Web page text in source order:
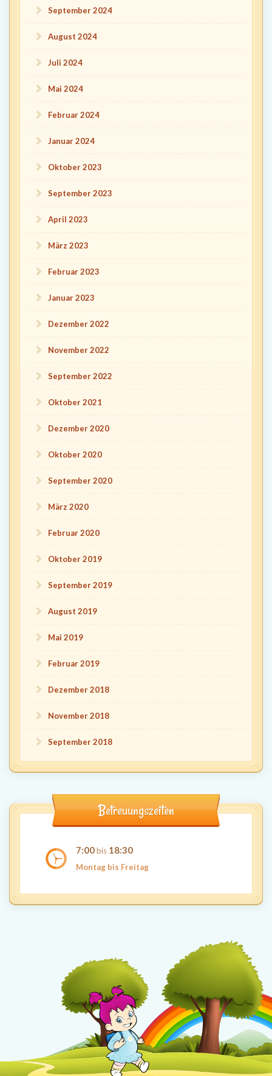
September 2024
August 2024
Juli 2024
Mai 2024
Februar 2024
Januar 2024
Oktober 2023
September 2023
April 2023
März 2023
Februar 2023
Januar 2023
Dezember 2022
November 2022
September 2022
Oktober 2021
Dezember 2020
Oktober 2020
September 2020
März 2020
Februar 2020
Oktober 2019
September 2019
August 2019
Mai 2019
Februar 2019
Dezember 2018
November 2018
September 2018
Betreuungszeiten
7:00bis 18:30
Montag bis Freitag